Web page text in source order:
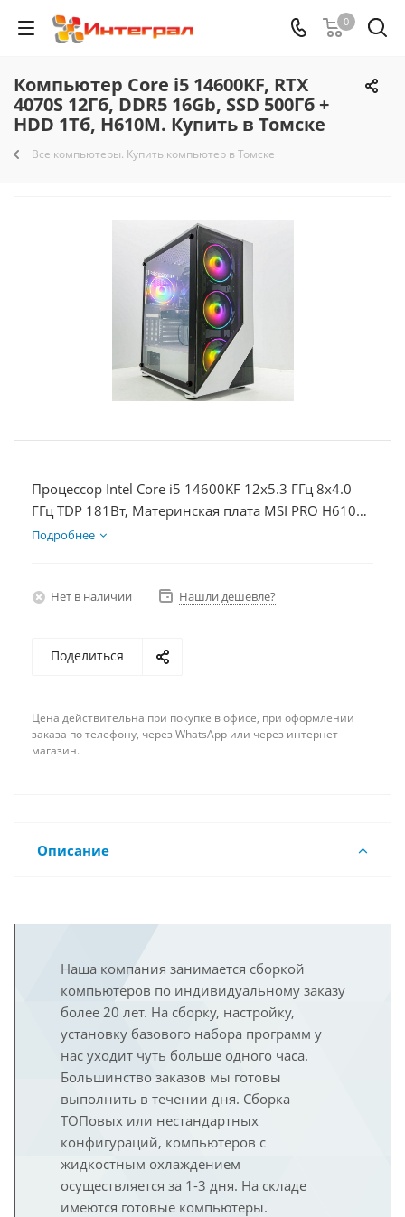
0
Компьютер Core i5 14600KF, RTX
4070S 12Гб, DDR5 16Gb, SSD 500Гб +
HDD 1Тб, H610M. Купить в Томске
Все компьютеры. Купить компьютер в Томске
Процессор Intel Core i5 14600KF 12x5.3 ГГц 8x4.0
ГГц TDP 181Вт, Материнская плата MSI PRO H610M-
E D5, Видеокарта RTX 4070S 12Гб, Память
Подробнее
Нет в наличии Нашли дешевле?
Поделиться
Цена действительна при покупке в офисе, при оформлении
заказа по телефону, через WhatsApp или через интернет-
магазин.
Описание
Наша компания занимается сборкой
компьютеров по индивидуальному заказу
более 20 лет. На сборку, настройку,
установку базового набора программ у
нас уходит чуть больше одного часа.
Большинство заказов мы готовы
выполнить в течении дня. Сборка
ТОПовых или нестандартных
конфигураций, компьютеров с
жидкостным охлаждением
осуществляется за 1-3 дня. На складе
имеются готовые компьютеры.